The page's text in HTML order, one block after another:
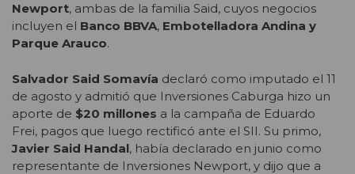
Newport, ambas de la familia Said, cuyos negocios
incluyen el Banco BBVA, Embotelladora Andina y
Parque Arauco.
Salvador Said Somavía declaró como imputado el 11
de agosto y admitió que Inversiones Caburga hizo un
aporte de $20 millones a la campaña de Eduardo
Frei, pagos que luego rectificó ante el SII. Su primo,
Javier Said Handal, había declarado en junio como
representante de Inversiones Newport, y dijo que a